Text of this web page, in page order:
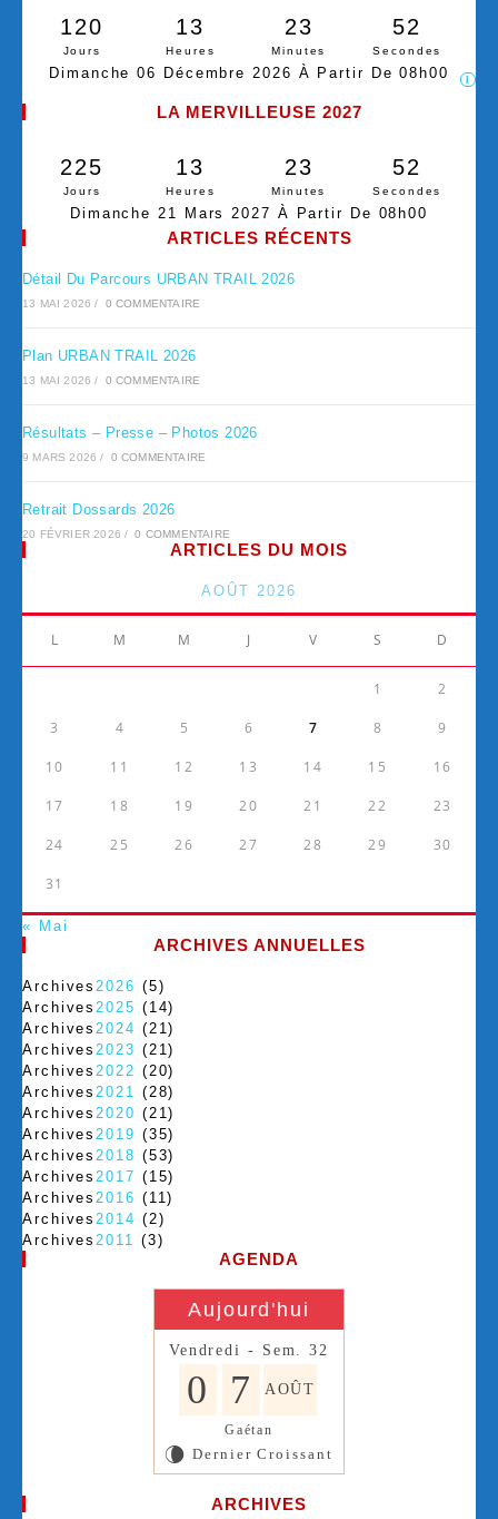
120
Jours
13
Heures
23
Minutes
51
Secondes
Dimanche 06 Décembre 2026 À Partir De 08h00
LA MERVILLEUSE 2027
225
Jours
13
Heures
23
Minutes
51
Secondes
Dimanche 21 Mars 2027 À Partir De 08h00
ARTICLES RÉCENTS
Détail Du Parcours URBAN TRAIL 2026
13 MAI 2026 / 0 COMMENTAIRE
Plan URBAN TRAIL 2026
13 MAI 2026 / 0 COMMENTAIRE
Résultats – Presse – Photos 2026
9 MARS 2026 / 0 COMMENTAIRE
Retrait Dossards 2026
20 FÉVRIER 2026 / 0 COMMENTAIRE
ARTICLES DU MOIS
AOÛT 2026
L M M J V S D
1 2
3 4 5 6 7 8 9
10 11 12 13 14 15 16
17 18 19 20 21 22 23
24 25 26 27 28 29 30
31
« Mai
ARCHIVES ANNUELLES
Archives 2026 (5)
Archives 2025 (14)
Archives 2024 (21)
Archives 2023 (21)
Archives 2022 (20)
Archives 2021
(28)
Archives 2020 (21)
Archives 2019 (35)
Archives 2018 (53)
Archives 2017 (15)
Archives 2016 (11)
Archives 2014 (2)
Archives 2011 (3)
AGENDA
Aujourd'hui
Vendredi - Sem. 32
0 7 AOÛT
Gaétan
V Dernier Croissant
ARCHIVES